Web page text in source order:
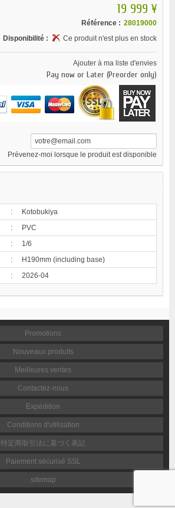
19 999 ¥
Référence : 28019000
Disponibilité :
Ce produit n'est plus en stock
Ajouter à ma liste d'envies
Pay now or Later (Preorder only)
Prévenez-moi lorsque le produit est disponible
:
Kotobukiya
:
PVC
:
1/6
:
H190mm (including base)
: 2026-04
Promotions
Nouveaux produits
Meilleures ventes
Contactez-nous
Expédition
Conditions d'utilisation
特定商取引法に基づく表記
Paiement sécurisé SSL
sitemap